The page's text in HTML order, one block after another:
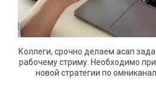
Коллеги, срочно делаем асап
рабочему стриму. Необходимо
новой стратегии по